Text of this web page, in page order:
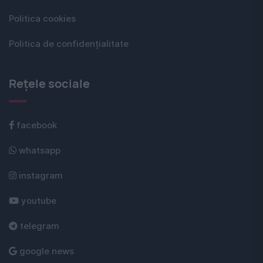
Politica cookies
Politica de confidențialitate
Rețele sociale
facebook
whatsapp
instagram
youtube
telegram
google news